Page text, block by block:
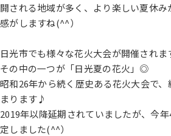
開される地域が多く、より楽しい夏休
感がしますね(^^）
日光市でも様々な花火大会が開催され
その中の一つが「日光夏の花火」◎
昭和26年から続く歴史ある花火大会で
まります♪
2019年以降延期されていましたが、今
定しました(^^）